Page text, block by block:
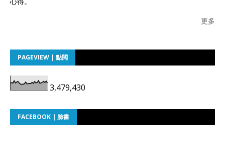
更多
PAGEVIEW | 點閱
3,479,430
FACEBOOK | 臉書